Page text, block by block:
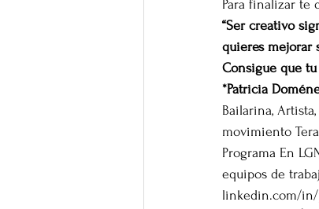
Para finalizar te
“Ser creativo
quieres mejorar
Consigue que
*Patricia
Bailarina,
movimiento
Programa En
equipos de
linkedin.com/in/